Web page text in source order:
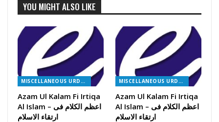
YOU MIGHT ALSO LIKE
MISCELLANEOUS URDU BOOKS
Azam Ul Kalam Fi Irtiqa
Al Islam – اعظم الکلام فی
ارتقاء الاسلام
MISCELLANEOUS URDU BOOKS
Azam Ul Kalam Fi Irtiqa
Al Islam – اعظم الکلام فی
ارتقاء الاسلام